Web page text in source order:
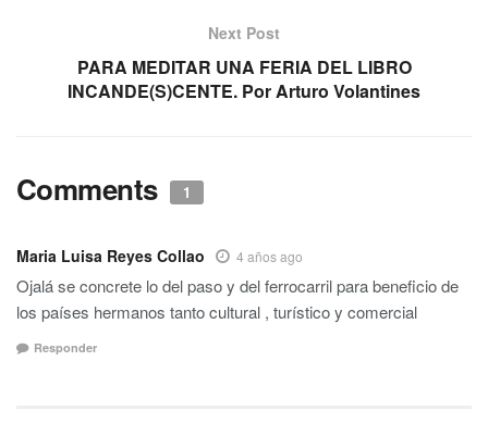
Next Post
PARA MEDITAR UNA FERIA DEL LIBRO
INCANDE(S)CENTE. Por Arturo Volantines
Comments 1
Maria Luisa Reyes Collao 4 años ago
Ojalá se concrete lo del paso y del ferrocarril para beneficio de
los países hermanos tanto cultural , turístico y comercial
Responder